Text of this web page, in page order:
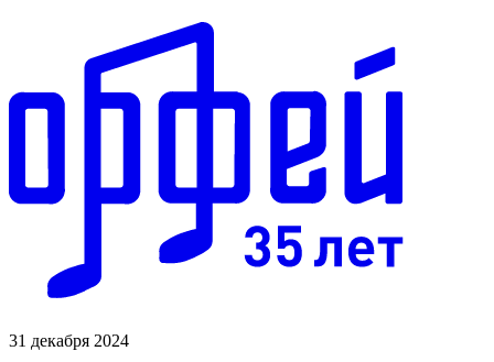
31 декабря 2024